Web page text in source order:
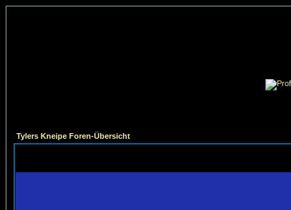
Tylers Kneipe Foren-Übersicht